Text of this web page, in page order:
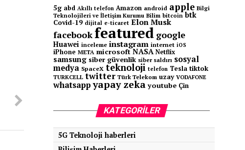
5g abd Akıllı telefon Amazon android apple Bilgi
Teknolojileri ve İletişim Kurumu Bilim bitcoin btk
Covid-19 dijital e-ticaret Elon Musk
facebook featured google
Huawei inceleme instagram internet iOS
iPhone META microsoft NASA Netflix
samsung siber güvenlik siber saldırı sosyal
medya SpaceX teknoloji telefon Tesla tiktok
TURKCELL twitter Türk Telekom uzay VODAFONE
whatsapp yapay zeka youtube Çin
KATEGORILER
5G Teknoloji haberleri